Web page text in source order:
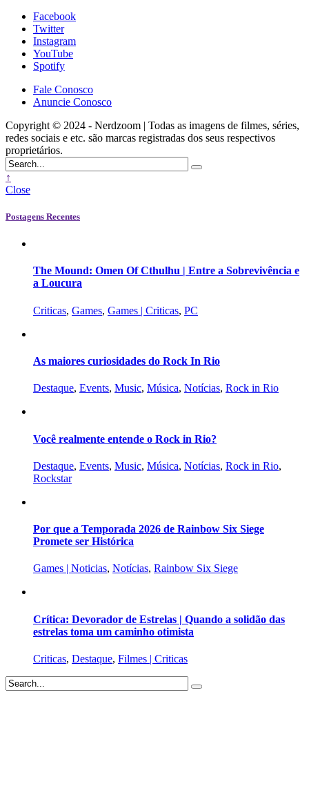
Facebook
Twitter
Instagram
YouTube
Spotify
Fale Conosco
Anuncie Conosco
Copyright © 2024 - Nerdzoom | Todas as imagens de filmes, séries,
redes sociais e etc. são marcas registradas dos seus respectivos
proprietários.
↑
Close
Postagens Recentes
The Mound: Omen Of Cthulhu | Entre a Sobrevivência e
a Loucura
Criticas, Games, Games | Criticas, PC
As maiores curiosidades do Rock In Rio
Destaque, Events, Music, Música, Notícias, Rock in Rio
Você realmente entende o Rock in Rio?
Destaque, Events, Music, Música, Notícias, Rock in Rio,
Rockstar
Por que a Temporada 2026 de Rainbow Six Siege
Promete ser Histórica
Games | Noticias, Notícias, Rainbow Six Siege
Crítica: Devorador de Estrelas | Quando a solidão das
estrelas toma um caminho otimista
Criticas, Destaque, Filmes | Criticas